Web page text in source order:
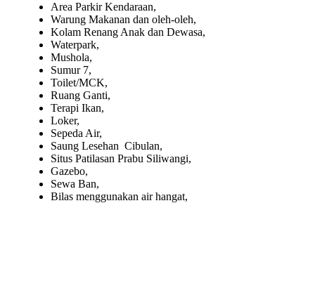
Area Parkir Kendaraan,
Warung Makanan dan oleh-oleh,
Kolam Renang Anak dan Dewasa,
Waterpark,
Mushola,
Sumur 7,
Toilet/MCK,
Ruang Ganti,
Terapi Ikan,
Loker,
Sepeda Air,
Saung Lesehan Cibulan,
Situs Patilasan Prabu Siliwangi,
Gazebo,
Sewa Ban,
Bilas menggunakan air hangat,